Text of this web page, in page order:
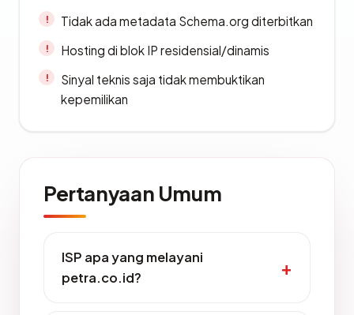
Tidak ada metadata Schema.org diterbitkan
Hosting di blok IP residensial/dinamis
Sinyal teknis saja tidak membuktikan
kepemilikan
Pertanyaan Umum
ISP apa yang melayani
petra.co.id?